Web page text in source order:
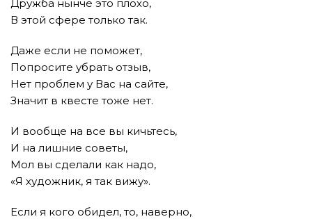
Дружба нынче это плохо,
В этой сфере только так.
Даже если не поможет,
Попросите убрать отзыв,
Нет проблем у Вас на сайте,
Значит в квесте тоже нет.
И вообще на все вы кичьтесь,
И на лишние советы,
Мол вы сделали как надо,
«Я художник, я так вижу».
Если я кого обидел, то, наверно,